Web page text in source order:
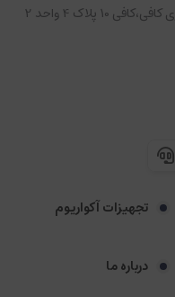
تجهیزات آکواریوم
درباره ما